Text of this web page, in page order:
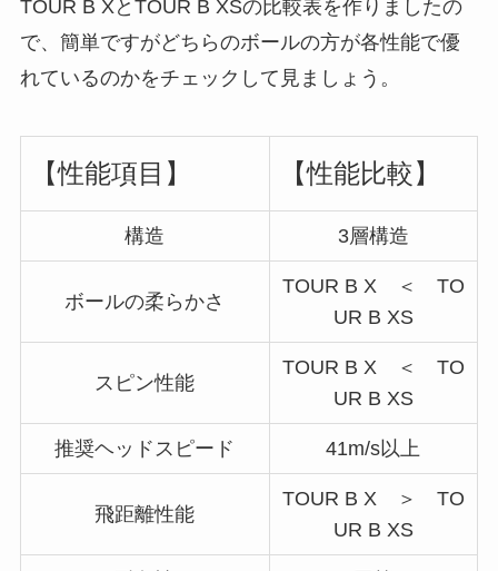
TOUR B XとTOUR B XSの比較表を作りましたの
で、簡単ですがどちらのボールの方が各性能で優
れているのかをチェックして見ましょう。
【性能項目】 【性能比較】
構造 3層構造
ボールの柔らかさ
TOUR B X ＜ TO
UR B XS
スピン性能
TOUR B X ＜ TO
UR B XS
推奨ヘッドスピード 41m/s以上
飛距離性能
TOUR B X ＞ TO
UR B XS